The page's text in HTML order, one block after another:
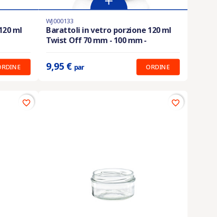
ml
Ultimi articoli in magazzino
Prix unitaire :9.95 €
WJ000133
Barattoli in vetro porzione 120 ml
Twist Off 70 mm - 100 mm -
9,95 € par ORDINE
favorite_border favorite_border